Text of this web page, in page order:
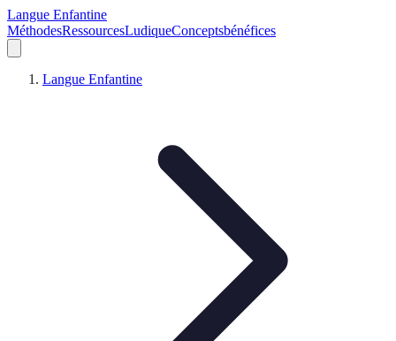
Langue Enfantine
MéthodesRessourcesLudiqueConceptsbénéfices
Langue Enfantine